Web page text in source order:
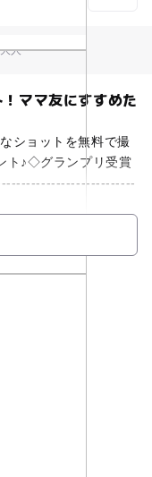
大人
ママ友にすすめた
ショットを無料で撮
ト♪◇グランプリ受賞